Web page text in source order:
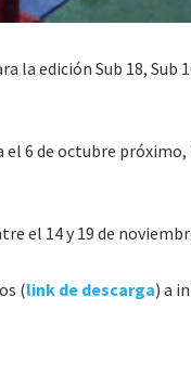
edición Sub 18, Sub
6 de octubre
el 14 y 19 de
(link de descarga) a